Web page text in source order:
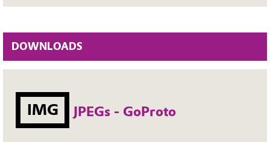
DOWNLOADS
IMG JPEGs - GoProto